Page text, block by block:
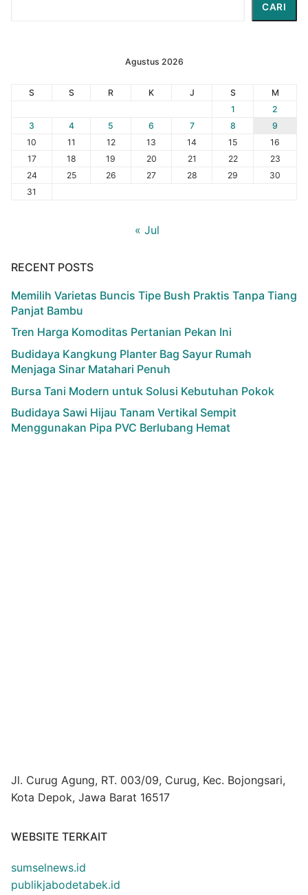
CARI
Agustus 2026
S S R K J S
M
1
2
3
4 5 6 7 8
9
10
11 12 13 14 15
16
17
18 19 20 21 22
23
24
25 26 27 28 29
30
31
« Jul
RECENT POSTS
Memilih Varietas Buncis Tipe Bush Praktis Tanpa Tiang
Panjat Bambu
Tren Harga Komoditas Pertanian Pekan Ini
Budidaya Kangkung Planter Bag Sayur Rumah
Menjaga Sinar Matahari Penuh
Bursa Tani Modern untuk Solusi Kebutuhan Pokok
Budidaya Sawi Hijau Tanam Vertikal Sempit
Menggunakan Pipa PVC Berlubang Hemat
Jl. Curug Agung, RT. 003/09, Curug, Kec. Bojongsari,
Kota Depok, Jawa Barat 16517
WEBSITE TERKAIT
sumselnews.id
publikjabodetabek.id